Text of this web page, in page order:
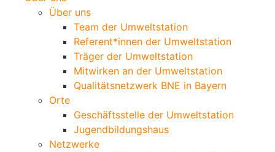
Über uns
Team der Umweltstation
Referent*innen der Umweltstation
Träger der Umweltstation
Mitwirken an der Umweltstation
Qualitätsnetzwerk BNE in Bayern
Orte
Geschäftsstelle der Umweltstation
Jugendbildungshaus
Netzwerke